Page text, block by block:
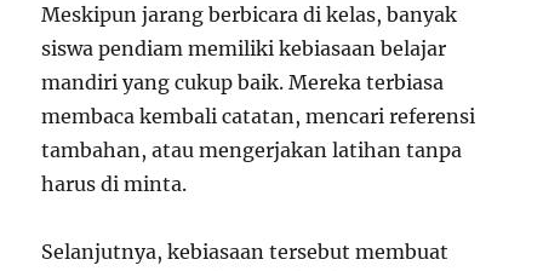
Meskipun jarang berbicara di kelas, banyak
siswa pendiam memiliki kebiasaan belajar
mandiri yang cukup baik. Mereka terbiasa
membaca kembali catatan, mencari referensi
tambahan, atau mengerjakan latihan tanpa
harus di minta.
Selanjutnya, kebiasaan tersebut membuat